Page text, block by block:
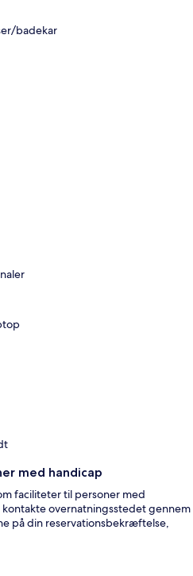
badekar
med handicap
faciliteter til personer med
overnatningsstedet gennem
på din reservationsbekræftelse,